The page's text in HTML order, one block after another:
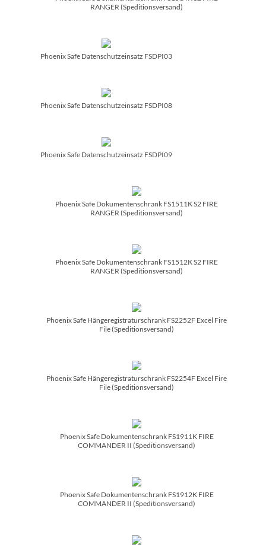
RANGER (Speditionsversand)
Phoenix Safe Datenschutzeinsatz FSDPI03
Phoenix Safe Datenschutzeinsatz FSDPI08
Phoenix Safe Datenschutzeinsatz FSDPI09
Phoenix Safe Dokumentenschrank FS1511K S2 FIRE
RANGER (Speditionsversand)
Phoenix Safe Dokumentenschrank FS1512K S2 FIRE
RANGER (Speditionsversand)
Phoenix Safe Hängeregistraturschrank FS2252F Excel Fire
File (Speditionsversand)
Phoenix Safe Hängeregistraturschrank FS2254F Excel Fire
File (Speditionsversand)
Phoenix Safe Dokumentenschrank FS1911K FIRE
COMMANDER II (Speditionsversand)
Phoenix Safe Dokumentenschrank FS1912K FIRE
COMMANDER II (Speditionsversand)